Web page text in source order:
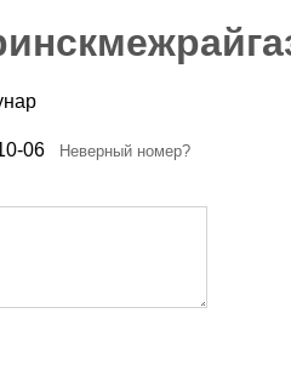
06 Неверный номер?